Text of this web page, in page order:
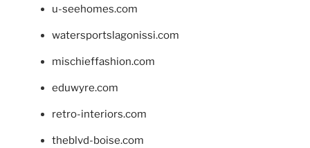
u-seehomes.com
watersportslagonissi.com
mischieffashion.com
eduwyre.com
retro-interiors.com
theblvd-boise.com